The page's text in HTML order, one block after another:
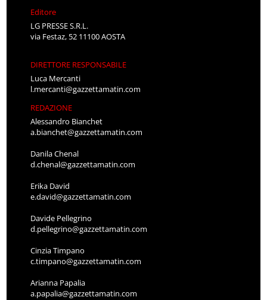
Editore
LG PRESSE S.R.L.
via Festaz, 52 11100 AOSTA
DIRETTORE RESPONSABILE
Luca Mercanti
l.mercanti@gazzettamatin.com
REDAZIONE
Alessandro Bianchet
a.bianchet@gazzettamatin.com
Danila Chenal
d.chenal@gazzettamatin.com
Erika David
e.david@gazzettamatin.com
Davide Pellegrino
d.pellegrino@gazzettamatin.com
Cinzia Timpano
c.timpano@gazzettamatin.com
Arianna Papalia
a.papalia@gazzettamatin.com